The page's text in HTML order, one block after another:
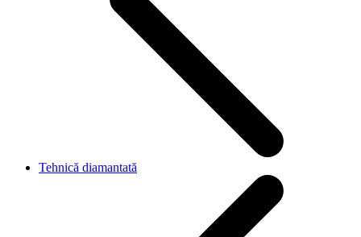
Tehnică diamantată